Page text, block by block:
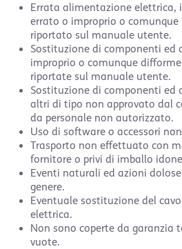
Errata alimentazione elettrica,
errato o improprio o
riportato sul manuale utente.
Sostituzione di componenti ed
improprio o comunque
riportate sul manuale utente.
Sostituzione di componenti ed
altri di tipo non approvato dal
da personale non autorizzato.
Uso di software o accessori
Trasporto non effettuato con
fornitore o privi di imballo
Eventi naturali ed azioni
genere.
Eventuale sostituzione del
elettrica.
Non sono coperte da garanzia
vuote.